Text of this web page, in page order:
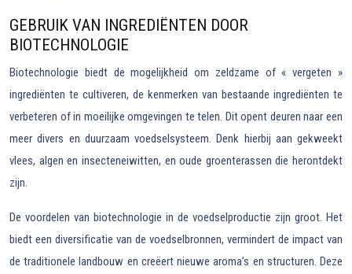
GEBRUIK VAN INGREDIËNTEN DOOR
BIOTECHNOLOGIE
Biotechnologie biedt de mogelijkheid om zeldzame of « vergeten »
ingrediënten te cultiveren, de kenmerken van bestaande ingrediënten te
verbeteren of in moeilijke omgevingen te telen. Dit opent deuren naar een
meer divers en duurzaam voedselsysteem. Denk hierbij aan gekweekt
vlees, algen en insecteneiwitten, en oude groenterassen die herontdekt
zijn.
De voordelen van biotechnologie in de voedselproductie zijn groot. Het
biedt een diversificatie van de voedselbronnen, vermindert de impact van
de traditionele landbouw en creëert nieuwe aroma’s en structuren. Deze